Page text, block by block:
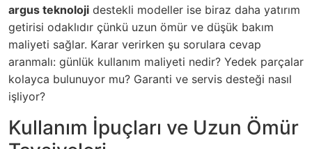
argus teknoloji destekli modeller ise biraz daha yatırım
getirisi odaklıdır çünkü uzun ömür ve düşük bakım
maliyeti sağlar. Karar verirken şu sorulara cevap
aranmalı: günlük kullanım maliyeti nedir? Yedek parçalar
kolayca bulunuyor mu? Garanti ve servis desteği nasıl
işliyor?
Kullanım İpuçları ve Uzun Ömür